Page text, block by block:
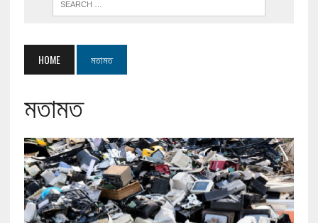
HOME মতামত
মতামত